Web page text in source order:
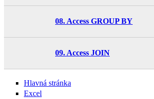
08. Access GROUP BY
09. Access JOIN
Hlavná stránka
Excel